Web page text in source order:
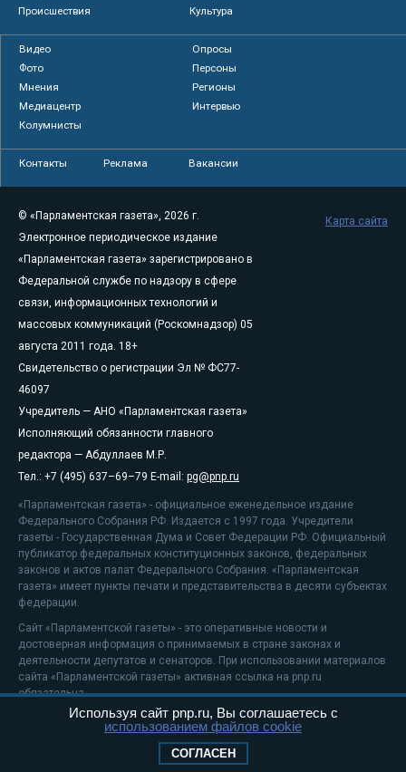
Происшествия
Культура
Видео
Опросы
Фото
Персоны
Мнения
Регионы
Медиацентр
Интервью
Колумнисты
Контакты Реклама Вакансии
© «Парламентская газета», 2026 г.
Электронное периодическое издание
«Парламентская газета» зарегистрировано в
Федеральной службе по надзору в сфере
связи, информационных технологий и
массовых коммуникаций (Роскомнадзор) 05
августа 2011 года. 18+
Свидетельство о регистрации Эл № ФС77-
46097
Учредитель — АНО «Парламентская газета»
Исполняющий обязанности главного
редактора — Абдуллаев М.Р.
Тел.: +7 (495) 637–69–79 E-mail: pg@pnp.ru
«Парламентская газета» - официальное еженедельное издание
Федерального Собрания РФ. Издается с 1997 года. Учредители
газеты - Государственная Дума и Совет Федерации РФ. Официальный
публикатор федеральных конституционных законов, федеральных
законов и актов палат Федерального Собрания. «Парламентская
газета» имеет пункты печати и представительства в десяти субъектах
федерации.
Сайт «Парламентской газеты» - это оперативные новости и
достоверная информация о принимаемых в стране законах и
деятельности депутатов и сенаторов. При использовании материалов
сайта «Парламентской газеты» активная ссылка на pnp.ru
обязательна.
На информационном ресурсе применяютсярекомендательные
Положение о защите персональных данных
Карта сайта
Используя сайт pnp.ru, Вы соглашаетесь с
использованием файлов cookie
СОГЛАСЕН